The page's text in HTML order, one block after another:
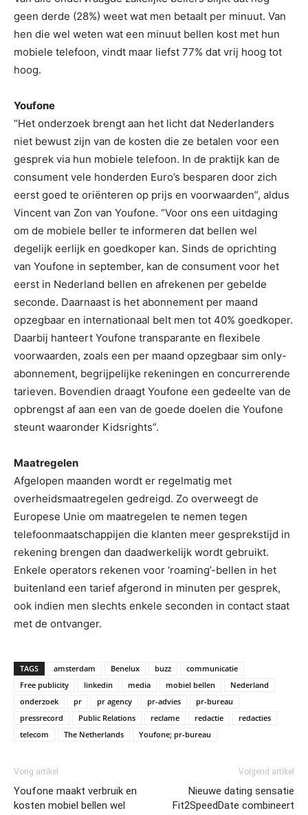
geen derde (28%) weet wat men betaalt per minuut. Van
hen die wel weten wat een minuut bellen kost met hun
mobiele telefoon, vindt maar liefst 77% dat vrij hoog tot
hoog.
Youfone
“Het onderzoek brengt aan het licht dat Nederlanders
niet bewust zijn van de kosten die ze betalen voor een
gesprek via hun mobiele telefoon. In de praktijk kan de
consument vele honderden Euro’s besparen door zich
eerst goed te oriënteren op prijs en voorwaarden”, aldus
Vincent van Zon van Youfone. “Voor ons een uitdaging
om de mobiele beller te informeren dat bellen wel
degelijk eerlijk en goedkoper kan. Sinds de oprichting
van Youfone in september, kan de consument voor het
eerst in Nederland bellen en afrekenen per gebelde
seconde. Daarnaast is het abonnement per maand
opzegbaar en internationaal belt men tot 40% goedkoper.
Daarbij hanteert Youfone transparante en flexibele
voorwaarden, zoals een per maand opzegbaar sim only-
abonnement, begrijpelijke rekeningen en concurrerende
tarieven. Bovendien draagt Youfone een gedeelte van de
opbrengst af aan een van de goede doelen die Youfone
steunt waaronder Kidsrights”.
Maatregelen
Afgelopen maanden wordt er regelmatig met
overheidsmaatregelen gedreigd. Zo overweegt de
Europese Unie om maatregelen te nemen tegen
telefoonmaatschappijen die klanten meer gesprekstijd in
rekening brengen dan daadwerkelijk wordt gebruikt.
Enkele operators rekenen voor ‘roaming’-bellen in het
buitenland een tarief afgerond in minuten per gesprek,
ook indien men slechts enkele seconden in contact staat
met de ontvanger.
TAGS amsterdam Benelux buzz
communicatie
Free publicity
linkedin media mobiel bellen
Nederland
onderzoek
pr pr agency pr-advies
pr-bureau
pressrecord
Public Relations reclame redactie
redacties
telecom
The Netherlands Youfone; pr-bureau
Vorig artikel
Youfone maakt verbruik en
kosten mobiel bellen wel
Volgend artikel
Nieuwe dating sensatie
Fit2SpeedDate combineert